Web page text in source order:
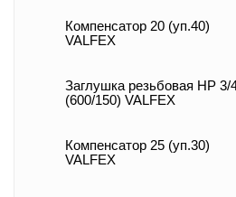
Компенсатор 20 (уп.40)
VALFEX
Заглушка резьбовая НР 3/
(600/150) VALFEX
Компенсатор 25 (уп.30)
VALFEX